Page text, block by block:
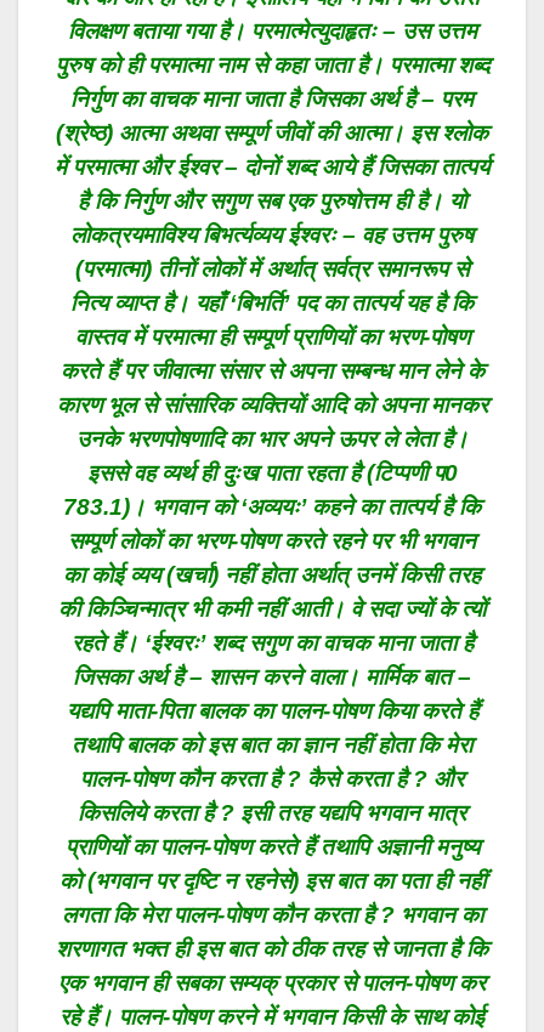
विलक्षण बताया गया है। परमात्मेत्युदाहृतः – उस उत्तम
पुरुष को ही परमात्मा नाम से कहा जाता है। परमात्मा शब्द
निर्गुण का वाचक माना जाता है जिसका अर्थ है – परम
(श्रेष्ठ) आत्मा अथवा सम्पूर्ण जीवों की आत्मा। इस श्लोक
में परमात्मा और ईश्वर – दोनों शब्द आये हैं जिसका तात्पर्य
है कि निर्गुण और सगुण सब एक पुरुषोत्तम ही है। यो
लोकत्रयमाविश्य बिभर्त्यव्यय ईश्वरः – वह उत्तम पुरुष
(परमात्मा) तीनों लोकों में अर्थात् सर्वत्र समानरूप से
नित्य व्याप्त है। यहाँ ‘बिभर्ति’ पद का तात्पर्य यह है कि
वास्तव में परमात्मा ही सम्पूर्ण प्राणियों का भरण-पोषण
करते हैं पर जीवात्मा संसार से अपना सम्बन्ध मान लेने के
कारण भूल से सांसारिक व्यक्तियों आदि को अपना मानकर
उनके भरणपोषणादि का भार अपने ऊपर ले लेता है।
इससे वह व्यर्थ ही दुःख पाता रहता है (टिप्पणी प0
783.1)। भगवान को ‘अव्ययः’ कहने का तात्पर्य है कि
सम्पूर्ण लोकों का भरण-पोषण करते रहने पर भी भगवान
का कोई व्यय (खर्चा) नहीं होता अर्थात् उनमें किसी तरह
की किञ्चिन्मात्र भी कमी नहीं आती। वे सदा ज्यों के त्यों
रहते हैं। ‘ईश्वरः’ शब्द सगुण का वाचक माना जाता है
जिसका अर्थ है – शासन करने वाला। मार्मिक बात –
यद्यपि माता-पिता बालक का पालन-पोषण किया करते हैं
तथापि बालक को इस बात का ज्ञान नहीं होता कि मेरा
पालन-पोषण कौन करता है ? कैसे करता है ? और
किसलिये करता है ? इसी तरह यद्यपि भगवान मात्र
प्राणियों का पालन-पोषण करते हैं तथापि अज्ञानी मनुष्य
को (भगवान पर दृष्टि न रहनेसे) इस बात का पता ही नहीं
लगता कि मेरा पालन-पोषण कौन करता है ? भगवान का
शरणागत भक्त ही इस बात को ठीक तरह से जानता है कि
एक भगवान ही सबका सम्यक् प्रकार से पालन-पोषण कर
रहे हैं। पालन-पोषण करने में भगवान किसी के साथ कोई